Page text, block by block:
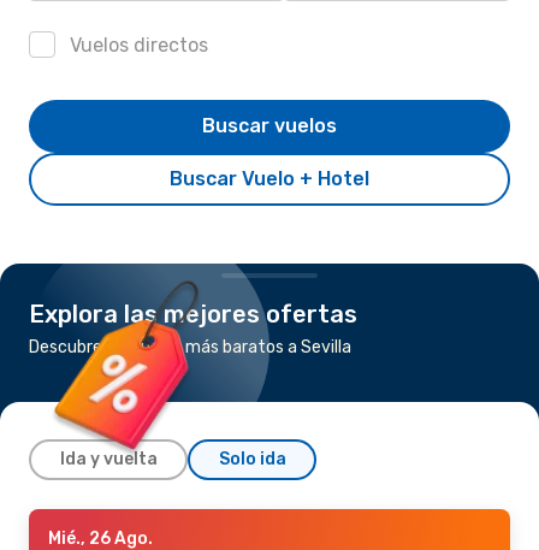
Vuelos directos
Buscar Vuelo + Hotel
Buscar vuelos
Explora las mejores ofertas
Descubre los vuelos más baratos a Sevilla
Ida y vuelta Solo ida
Jue., 27 Ago.
Mié., 26 Ago.